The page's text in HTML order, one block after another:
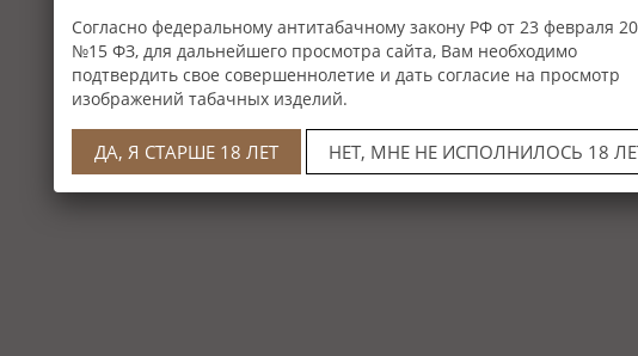
Согласно федеральному антитабачному закону РФ от 23 февраля
№15 ФЗ, для дальнейшего просмотра сайта, Вам необходимо
подтвердить свое совершеннолетие и дать согласие на просмотр
изображений табачных изделий.
ДА, Я СТАРШЕ 18 ЛЕТ НЕТ, МНЕ НЕ ИСПОЛНИЛОСЬ 18